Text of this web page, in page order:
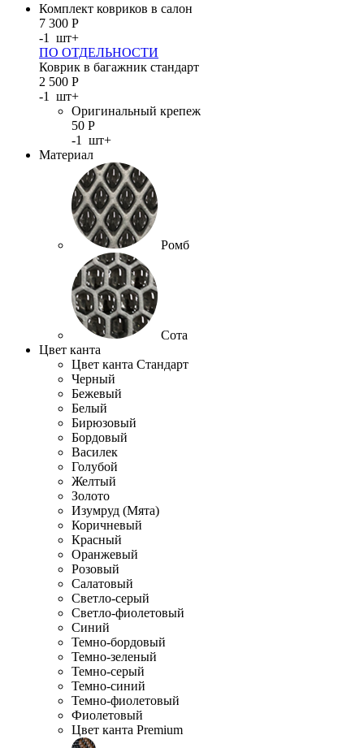
Комплект ковриков в салон
7 300 Р
-1 шт+
ПО ОТДЕЛЬНОСТИ
Коврик в багажник стандарт
2 500 Р
-1 шт+
Оригинальный крепеж
50 Р
-1 шт+
Материал
Ромб
Сота
Цвет канта
Цвет канта Стандарт
Черный
Бежевый
Белый
Бирюзовый
Бордовый
Василек
Голубой
Желтый
Золото
Изумруд (Мята)
Коричневый
Красный
Оранжевый
Розовый
Салатовый
Светло-серый
Светло-фиолетовый
Синий
Темно-бордовый
Темно-зеленый
Темно-серый
Темно-синий
Темно-фиолетовый
Фиолетовый
Цвет канта Premium